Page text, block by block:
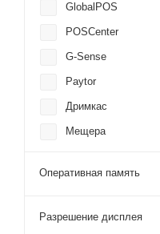
GlobalPOS
POSCenter
G-Sense
Paytor
Дримкас
Мещера
Оперативная память
Разрешение дисплея